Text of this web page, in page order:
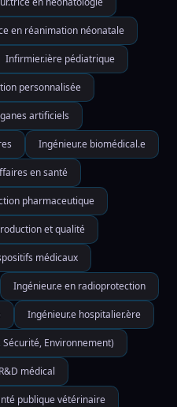
en réanimation néonatale
Infirmier.ière pédiatrique
personnalisée
artificiels
Ingénieur.e biomédical.e
en santé
pharmaceutique
et qualité
médicaux
Ingénieur.e en radioprotection
Ingénieur.e hospitalier.ère
Sécurité, Environnement)
médical
publique vétérinaire